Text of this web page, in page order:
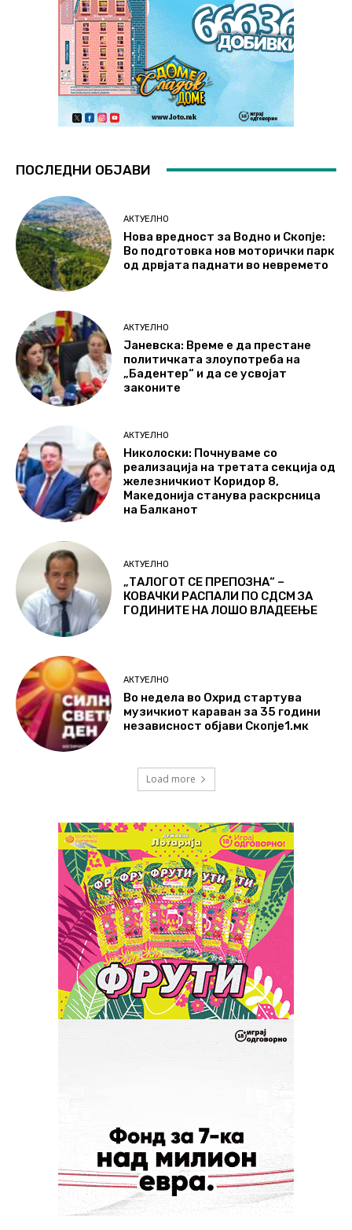
ПОСЛЕДНИ ОБЈАВИ
АКТУЕЛНО
Нова вредност за Водно и Скопје:
Во подготовка нов моторички парк
од дрвјата паднати во невремето
АКТУЕЛНО
Јаневска: Време е да престане
политичката злоупотреба на
„Бадентер“ и да се усвојат
законите
АКТУЕЛНО
Николоски: Почнуваме со
реализација на третата секција од
железничкиот Коридор 8,
Македонија станува раскрсница
на Балканот
АКТУЕЛНО
„ТАЛОГОТ СЕ ПРЕПОЗНА“ –
КОВАЧКИ РАСПАЛИ ПО СДСМ ЗА
ГОДИНИТЕ НА ЛОШО ВЛАДЕЕЊЕ
АКТУЕЛНО
Во недела во Охрид стартува
музичкиот караван за 35 години
независност објави Скопје1.мк
Load more